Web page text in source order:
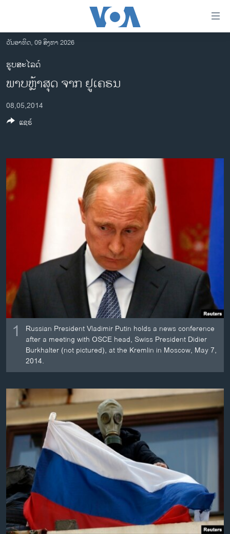
ເຂົ້າ
ຫາ
ຂ້າມ
ຂ້າມ
ໄປ
ຫາ
ລາວ
ອາເມຣິກາ
ການເລືອກຕັ້ງ ປະທານາທີບໍດີ ສະຫະລັດ 2024
ຂ່າວ​ຈີນ
ອິດສະຫຼະພາບດ້ານການຂ່າວ
ຊີວິດຊາວລາວ
ຊຸມຊົນຊາວລາວ
ວິທະຍາສາດ-ເທັກໂນໂລຈີ
ພາສາອັງກິດ
ວີດີໂອ
ສຽງ
ລາຍການກະຈາຍສຽງ
ລາຍງານ
ຕິດຕາມພວກເຮົາ ທີ່
ພາສາຕ່າງໆ
ວັນອາທິດ, 09 ສິງຫາ 2026
ຮູບສະໄລດ໌
ພາບຫຼ້າສຸດ ຈາກ ຢູເຄຣນ
08,05,2014
1
Russian President Vladimir Putin holds a news conference
after a meeting with OSCE head, Swiss President Didier
Burkhalter (not pictured), at the Kremlin in Moscow, May 7,
2014.
ແຊຣ໌